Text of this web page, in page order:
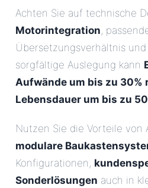
Achten Sie auf technische
Motorintegration,
Übersetzungsverhältnis
sorgfältige Auslegung kann
Aufwände um bis zu 30%
Lebensdauer um bis zu
Nutzen Sie die Vorteile von
modulare
Konfigurationen,
Sonderlösungen auch in